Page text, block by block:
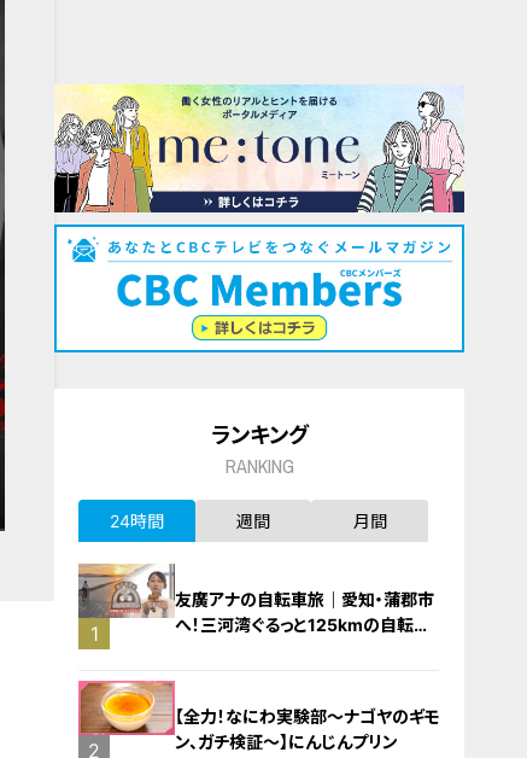
ランキング
RANKING
24時間 週間 月間
1
友廣アナの自転車旅｜愛知・蒲郡市
へ！三河湾ぐるっと125kmの自転車
2
【全力！なにわ実験部～ナゴヤのギモ
ン、ガチ検証～】にんじんプリン